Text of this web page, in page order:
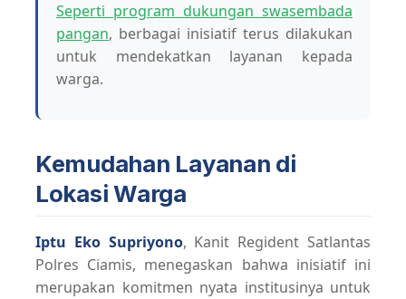
Seperti program dukungan swasembada
pangan, berbagai inisiatif terus dilakukan
untuk mendekatkan layanan kepada
warga.
Kemudahan Layanan di
Lokasi Warga
Iptu Eko Supriyono, Kanit Regident Satlantas
Polres Ciamis, menegaskan bahwa inisiatif ini
merupakan komitmen nyata institusinya untuk